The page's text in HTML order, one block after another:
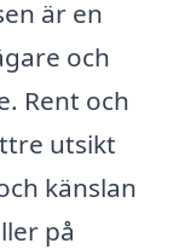
är en
och
Rent och
utsikt
känslan
på